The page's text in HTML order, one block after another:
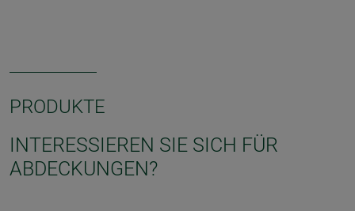
PRODUKTE
INTERESSIEREN SIE SICH FÜR
ABDECKUNGEN?